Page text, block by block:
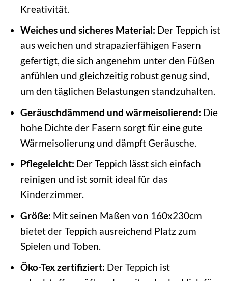
Kreativität.
Weiches und sicheres Material: Der Teppich ist
aus weichen und strapazierfähigen Fasern
gefertigt, die sich angenehm unter den Füßen
anfühlen und gleichzeitig robust genug sind,
um den täglichen Belastungen standzuhalten.
Geräuschdämmend und wärmeisolierend: Die
hohe Dichte der Fasern sorgt für eine gute
Wärmeisolierung und dämpft Geräusche.
Pflegeleicht: Der Teppich lässt sich einfach
reinigen und ist somit ideal für das
Kinderzimmer.
Größe: Mit seinen Maßen von 160x230cm
bietet der Teppich ausreichend Platz zum
Spielen und Toben.
Öko-Tex zertifiziert: Der Teppich ist